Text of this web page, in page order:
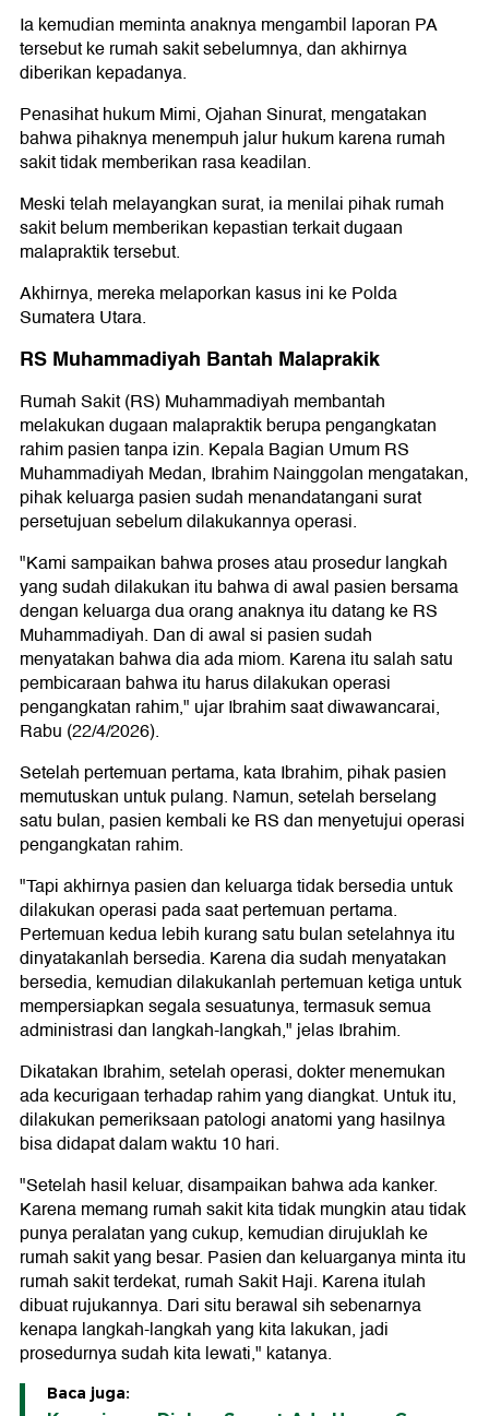
Ia kemudian meminta anaknya mengambil laporan PA
tersebut ke rumah sakit sebelumnya, dan akhirnya
diberikan kepadanya.
Penasihat hukum Mimi, Ojahan Sinurat, mengatakan
bahwa pihaknya menempuh jalur hukum karena rumah
sakit tidak memberikan rasa keadilan.
Meski telah melayangkan surat, ia menilai pihak rumah
sakit belum memberikan kepastian terkait dugaan
malapraktik tersebut.
Akhirnya, mereka melaporkan kasus ini ke Polda
Sumatera Utara.
RS Muhammadiyah Bantah Malaprakik
Rumah Sakit (RS) Muhammadiyah membantah
melakukan dugaan malapraktik berupa pengangkatan
rahim pasien tanpa izin. Kepala Bagian Umum RS
Muhammadiyah Medan, Ibrahim Nainggolan mengatakan,
pihak keluarga pasien sudah menandatangani surat
persetujuan sebelum dilakukannya operasi.
"Kami sampaikan bahwa proses atau prosedur langkah
yang sudah dilakukan itu bahwa di awal pasien bersama
dengan keluarga dua orang anaknya itu datang ke RS
Muhammadiyah. Dan di awal si pasien sudah
menyatakan bahwa dia ada miom. Karena itu salah satu
pembicaraan bahwa itu harus dilakukan operasi
pengangkatan rahim," ujar Ibrahim saat diwawancarai,
Rabu (22/4/2026).
Setelah pertemuan pertama, kata Ibrahim, pihak pasien
memutuskan untuk pulang. Namun, setelah berselang
satu bulan, pasien kembali ke RS dan menyetujui operasi
pengangkatan rahim.
"Tapi akhirnya pasien dan keluarga tidak bersedia untuk
dilakukan operasi pada saat pertemuan pertama.
Pertemuan kedua lebih kurang satu bulan setelahnya itu
dinyatakanlah bersedia. Karena dia sudah menyatakan
bersedia, kemudian dilakukanlah pertemuan ketiga untuk
mempersiapkan segala sesuatunya, termasuk semua
administrasi dan langkah-langkah," jelas Ibrahim.
Dikatakan Ibrahim, setelah operasi, dokter menemukan
ada kecurigaan terhadap rahim yang diangkat. Untuk itu,
dilakukan pemeriksaan patologi anatomi yang hasilnya
bisa didapat dalam waktu 10 hari.
"Setelah hasil keluar, disampaikan bahwa ada kanker.
Karena memang rumah sakit kita tidak mungkin atau tidak
punya peralatan yang cukup, kemudian dirujuklah ke
rumah sakit yang besar. Pasien dan keluarganya minta itu
rumah sakit terdekat, rumah Sakit Haji. Karena itulah
dibuat rujukannya. Dari situ berawal sih sebenarnya
kenapa langkah-langkah yang kita lakukan, jadi
prosedurnya sudah kita lewati," katanya.
Baca juga: